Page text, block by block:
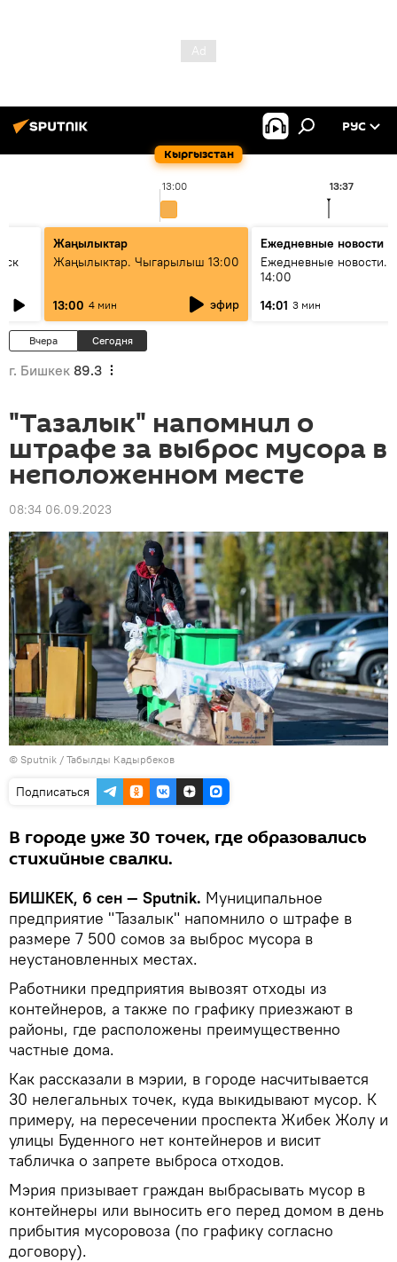
Кыргызстан
РУС
13:00 13:37
Жаңылыктар
Жаңылыктар. Чыгарылыш 13:00
13:00 4 мин эфир
Ежедневные новости
Ежедневные новости.
14:00
14:01 3 мин
Вчера Сегодня
г. Бишкек 89.3
"Тазалык" напомнил о
штрафе за выброс мусора в
неположенном месте
08:34 06.09.2023
© Sputnik / Табылды Кадырбеков
Подписаться
В городе уже 30 точек, где образовались
стихийные свалки.
БИШКЕК, 6 сен — Sputnik. Муниципальное
предприятие "Тазалык" напомнило о штрафе в
размере 7 500 сомов за выброс мусора в
неустановленных местах.
Работники предприятия вывозят отходы из
контейнеров, а также по графику приезжают в
районы, где расположены преимущественно
частные дома.
Как рассказали в мэрии, в городе насчитывается
30 нелегальных точек, куда выкидывают мусор. К
примеру, на пересечении проспекта Жибек Жолу и
улицы Буденного нет контейнеров и висит
табличка о запрете выброса отходов.
Мэрия призывает граждан выбрасывать мусор в
контейнеры или выносить его перед домом в день
прибытия мусоровоза (по графику согласно
договору).